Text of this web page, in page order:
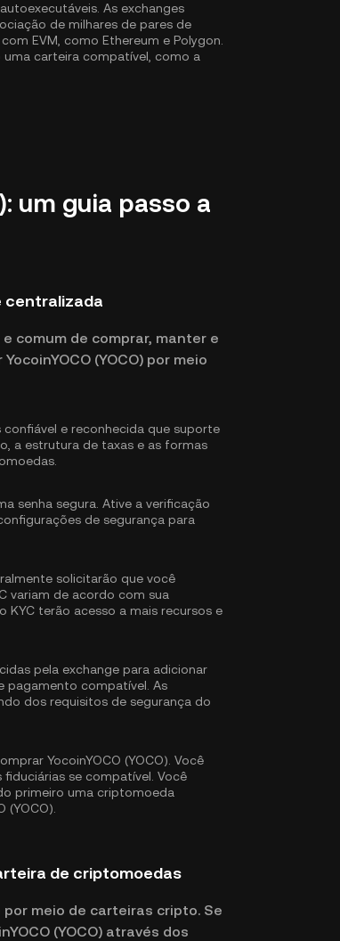
As exchanges
de milhares de pares de
EVM, como Ethereum e Polygon
uma carteira compatível, como a
um guia passo a
centralizada
comum de comprar, manter e
(YOCO) por meio
e reconhecida que suporte
a estrutura de taxas e as formas
senha segura. Ative a verificação
de segurança para
solicitarão que você
variam de acordo com sua
KYC terão acesso a mais recursos e
pela exchange para adicionar
compatível. As
dos requisitos de segurança do
YocoinYOCO (YOCO). Você
se compatível. Você
primeiro uma criptomoeda
(YOCO).
de criptomoedas
meio de carteiras cripto. Se
(YOCO) através dos